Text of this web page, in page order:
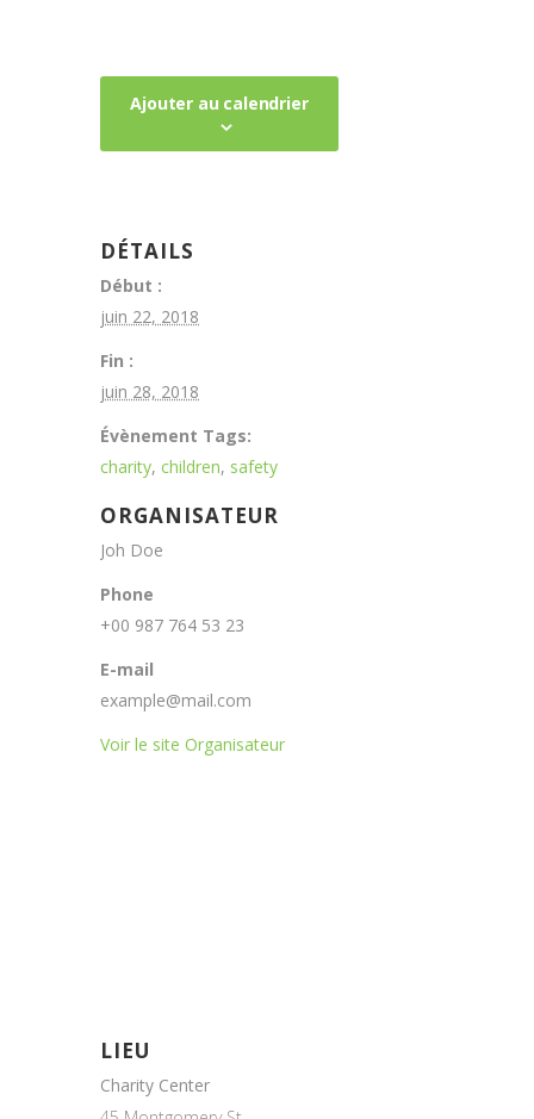
Ajouter au calendrier
DÉTAILS
Début :
juin 22, 2018
Fin :
juin 28, 2018
Évènement Tags:
charity, children, safety
ORGANISATEUR
Joh Doe
Phone
+00 987 764 53 23
E-mail
example@mail.com
Voir le site Organisateur
LIEU
Charity Center